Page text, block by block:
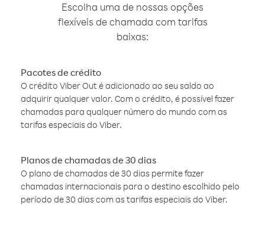
Escolha uma de nossas opções
flexíveis de chamada com tarifas
baixas:
Pacotes de crédito
O crédito Viber Out é adicionado ao seu saldo ao
adquirir qualquer valor. Com o crédito, é possível fazer
chamadas para qualquer número do mundo com as
tarifas especiais do Viber.
Planos de chamadas de 30 dias
O plano de chamadas de 30 dias permite fazer
chamadas internacionais para o destino escolhido pelo
período de 30 dias com as tarifas especiais do Viber.